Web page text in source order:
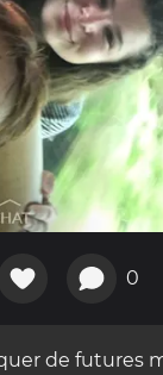
0
de futures